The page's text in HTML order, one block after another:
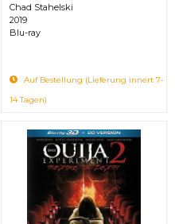
Chad Stahelski
2019
Blu-ray
Auf Bestellung (Lieferung innert 7-
14 Tagen)